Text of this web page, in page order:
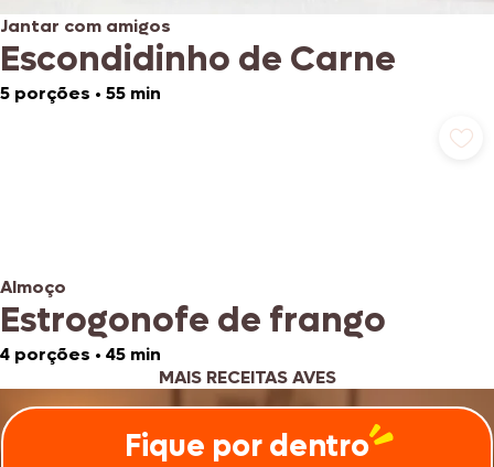
Jantar com amigos
Escondidinho de Carne
5 porções • 55 min
Almoço
Estrogonofe de frango
4 porções • 45 min
MAIS RECEITAS AVES
Fique por dentro